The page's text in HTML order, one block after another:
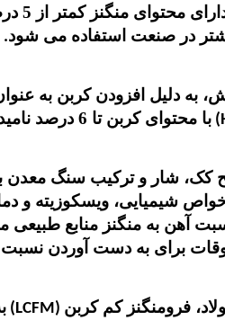
در صنعت استفاده می شود.
به دلیل افزودن کربن به
با محتوای کربن تا 6 درصد نامیده می شود
شار و ترکیب سنگ معدن
شیمیایی، ویسکوزیته و
آهن به منگنز منابع
برای به دست آوردن
فرومنگنز کم کربن (LCFM)